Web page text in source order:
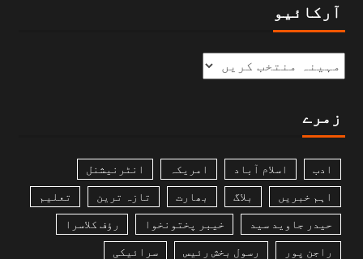
آرکائیو
زمرے
ادب اسلام آباد امریکہ انٹرنیشنل
اہم خبریں بلاگ بھارت تازہ ترین تعلیم
حیدر جاوید سید خیبر پختونخوا رؤف کلاسرا
راجن پور رسول بخش رئیس سرائیکی